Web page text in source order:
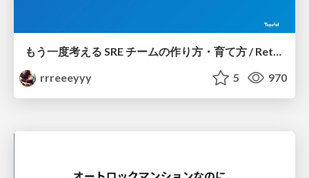
もう一度考える SRE チームの作り方・育て方 / Rethinking SRE #1: Building and Growing SRE Teams
rrreeeyyy
5 970